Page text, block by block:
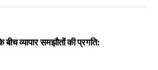
व्यापार समझौतों की प्रगति: